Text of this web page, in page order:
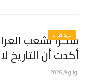
بريد قراء
شكراً لشعب
أكدت أن
يوليو 9, 2026